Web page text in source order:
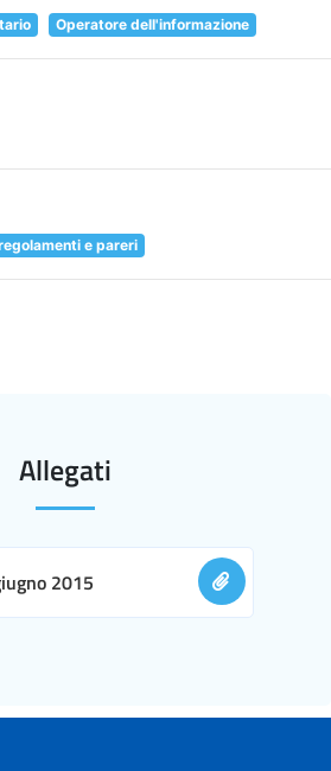
Operatore dell'informazione
e pareri
Allegati
2015